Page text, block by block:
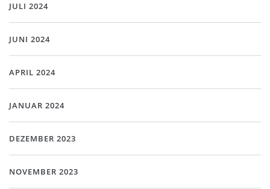
JULI 2024
JUNI 2024
APRIL 2024
JANUAR 2024
DEZEMBER 2023
NOVEMBER 2023